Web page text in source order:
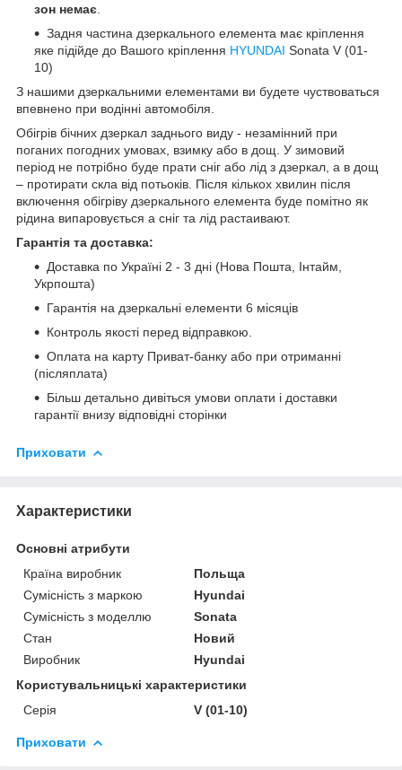
зон немає
Задня частина дзеркального елемента має кріплення
яке підійде до Вашого кріплення HYUNDAI Sonata V (01-
10)
З нашими дзеркальними елементами ви будете чуствоваться
впевнено при водінні автомобіля.
Обігрів бічних дзеркал заднього виду - незамінний при
поганих погодних умовах, взимку або в дощ. У зимовий
період не потрібно буде прати сніг або лід з дзеркал, а в дощ
– протирати скла від потьоків. Після кількох хвилин після
включення обігріву дзеркального елемента буде помітно як
рідина випаровується а сніг та лід растаивают.
Гарантія та доставка:
Доставка по Україні 2 - 3 дні (Нова Пошта, Інтайм,
Укрпошта)
Гарантія на дзеркальні елементи 6 місяців
Контроль якості перед відправкою.
Оплата на карту Приват-банку або при отриманні
(післяплата)
Більш детально дивіться умови оплати і доставки
гарантії внизу відповідні сторінки
Приховати
Характеристики
Основні атрибути
Країна виробник
Польща
Сумісність з маркою
Hyundai
Сумісність з моделлю
Sonata
Стан
Новий
Виробник
Hyundai
Користувальницькі характеристики
Серія
V (01-10)
Приховати